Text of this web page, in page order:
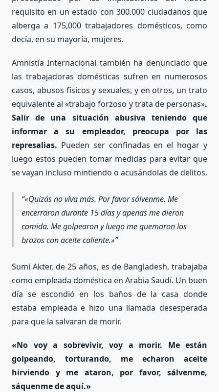
requisito en un estado con 300.000 ciudadanos que
alberga a 175,000 trabajadores domésticos, como
decía, en su mayoría, mujeres.
Amnistía Internacional también ha denunciado que
las trabajadoras domésticas sufren en numerosos
casos, abusos físicos y sexuales, y en otros, un trato
equivalente al «trabajo forzoso y trata de personas».
Salir de una situación abusiva teniendo que
informar a su empleador, preocupa por las
represalias. Pueden ser confinadas en el hogar y
luego estos pueden tomar medidas para evitar que
se vayan incluso mintiendo o acusándolas de delitos.
«Quizás no viva más. Por favor sálvenme. Me
encerraron durante 15 días y apenas me dieron
comida. Me golpearon y luego me quemaron los
brazos con aceite caliente.»
Sumi Akter, de 25 años, es de Bangladesh, trabajaba
como empleada doméstica en Arabia Saudí. Un buen
día se escondió en los baños de la casa donde
estaba empleada e hizo una llamada desesperada
para que la salvaran de morir.
«No voy a sobrevivir, voy a morir. Me están
golpeando, torturando, me echaron aceite
hirviendo y me ataron, por favor, sálvenme,
sáquenme de aquí.»